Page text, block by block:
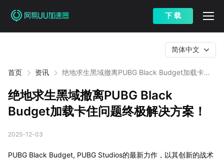
下 载
首页 资讯
绝地求生黑域撤离PUBG Black Budget加载卡住
简体中文
绝地求生黑域撤离PUBG Black
Budget加载卡住问题终极解决方案！
2025-12-03
PUBG Black Budget, PUBG Studios的最新力作，以其创新的战术